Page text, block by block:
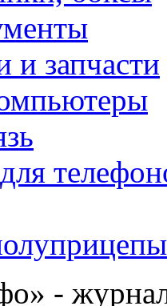
и запчасти
-